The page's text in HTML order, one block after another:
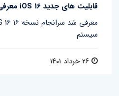
قابلیت های جدید iOS 16 معرفی شد
سیستم